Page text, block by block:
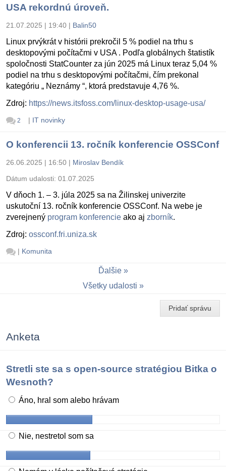
USA rekordnú úroveň.
21.07.2025 | 19:40 | Balin50
Linux prvýkrát v histórii prekročil 5 % podiel na trhu s
desktopovými počítačmi v USA . Podľa globálnych štatistík
spoločnosti StatCounter za jún 2025 má Linux teraz 5,04 %
podiel na trhu s desktopovými počítačmi, čím prekonal
kategóriu „ Neznámy “, ktorá predstavuje 4,76 %.
Zdroj: https://news.itsfoss.com/linux-desktop-usage-usa/
2 | IT novinky
O konferencii 13. ročník konferencie OSSConf
26.06.2025 | 16:50 | Miroslav Bendík
Dátum udalosti: 01.07.2025
V dňoch 1. – 3. júla 2025 sa na Žilinskej univerzite
uskutoční 13. ročník konferencie OSSConf. Na webe je
zverejnený program konferencie ako aj zborník.
Zdroj: ossconf.fri.uniza.sk
| Komunita
Ďalšie
Všetky udalosti
Pridať správu
Anketa
Stretli ste sa s open-source stratégiou Bitka o
Wesnoth?
Áno, hral som alebo hrávam
Nie, nestretol som sa